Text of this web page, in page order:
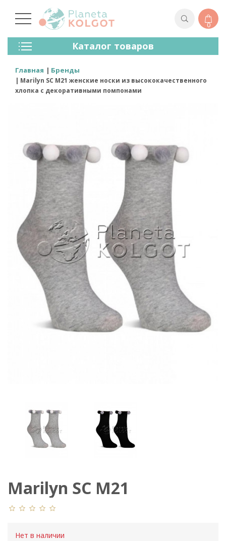
0
Каталог товаров
Колготки
Чулки
Лосины (леггинсы)
Носки И Гольфы
Бренды
Главная Бренды
Marilyn SC M21 женские носки из высококачественного
хлопка с декоративными помпонами
Marilyn SC M21
Нет в наличии